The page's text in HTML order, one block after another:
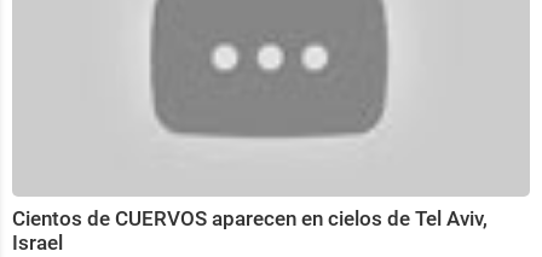
Cientos de CUERVOS aparecen en cielos de Tel Aviv,
Israel